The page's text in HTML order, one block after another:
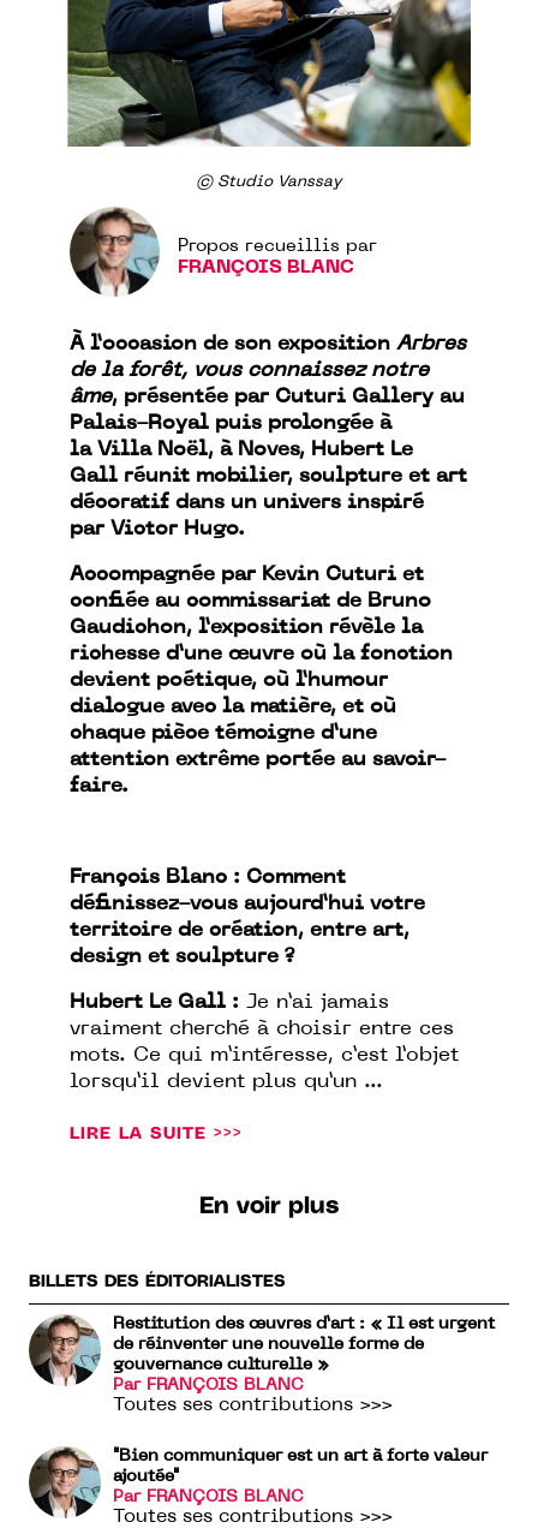
© Studio Vanssay
Propos recueillis par
FRANÇOIS BLANC
À l’occasion de son exposition Arbres
de la forêt, vous connaissez notre
âme, présentée par Cuturi Gallery au
Palais-Royal puis prolongée à
la Villa Noël, à Noves, Hubert Le
Gall réunit mobilier, sculpture et art
décoratif dans un univers inspiré
par Victor Hugo.
Accompagnée par Kevin Cuturi et
confiée au commissariat de Bruno
Gaudichon, l’exposition révèle la
richesse d’une œuvre où la fonction
devient poétique, où l’humour
dialogue avec la matière, et où
chaque pièce témoigne d’une
attention extrême portée au savoir-
faire.
François Blanc : Comment
définissez-vous aujourd’hui votre
territoire de création, entre art,
design et sculpture ?
Hubert Le Gall : Je n’ai jamais
vraiment cherché à choisir entre ces
mots. Ce qui m’intéresse, c’est l’objet
lorsqu’il devient plus qu’un ...
LIRE LA SUITE >>>
En voir plus
BILLETS DES ÉDITORIALISTES
Restitution des œuvres d’art : « Il est urgent
de réinventer une nouvelle forme de
gouvernance culturelle »
Par FRANÇOIS BLANC
Toutes ses contributions >>>
"Bien communiquer est un art à forte valeur
ajoutée"
Par FRANÇOIS BLANC
Toutes ses contributions >>>